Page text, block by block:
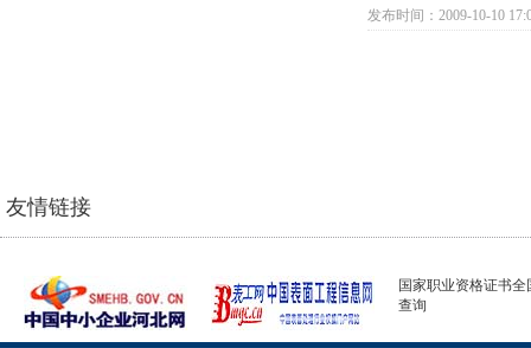
发布时间：2009-10-10
友情链接
国家职业资格证书全
查询